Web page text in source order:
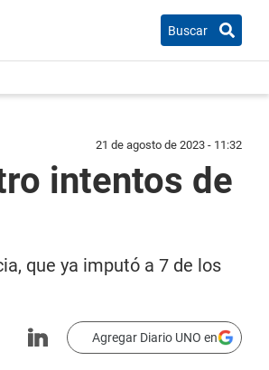
Buscar
21 de agosto de 2023 - 11:32
intentos de
que ya imputó a 7 de los
Agregar Diario UNO en